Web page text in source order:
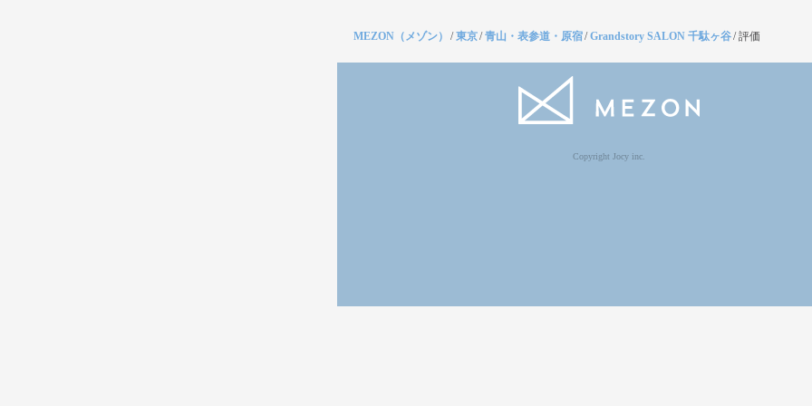
MEZON（メゾン） /東京/青山・表参道・原宿/Grandstory SALON 千駄ヶ谷/評価
Copyright Jocy inc.